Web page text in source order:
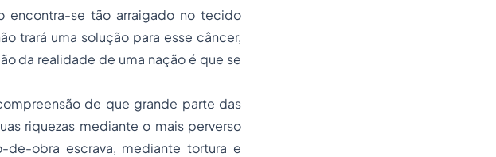
encontra-se tão arraigado no tecido
trará uma solução para esse câncer,
da realidade de uma nação é que se
de que grande parte das
riquezas mediante o mais perverso
obra escrava, mediante tortura e